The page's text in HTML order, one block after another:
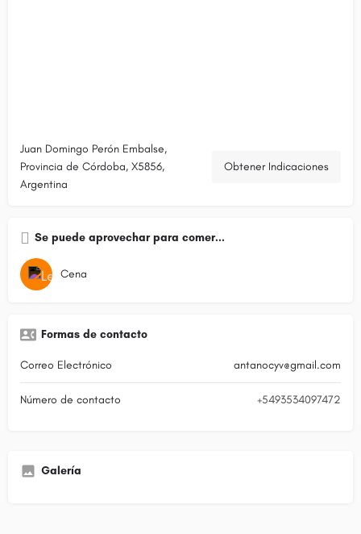
Juan Domingo Perón Embalse,
Provincia de Córdoba, X5856,
Argentina
Obtener Indicaciones
Se puede aprovechar para comer...
Cena
Formas de contacto
Correo Electrónico antanocyv@gmail.com
Número de contacto +5493534097472
Galería